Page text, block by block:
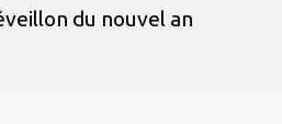
du nouvel an